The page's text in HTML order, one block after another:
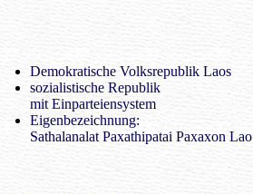
Demokratische Volksrepublik Laos
sozialistische Republik
mit Einparteiensystem
Eigenbezeichnung:
Sathalanalat Paxathipatai Paxaxon Lao